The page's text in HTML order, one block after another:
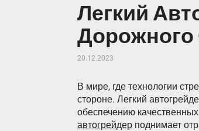
Легкий
Дорожного
20.12.2023
В мире, где технологии
стороне. Легкий
обеспечению
автогрейдер поднимает